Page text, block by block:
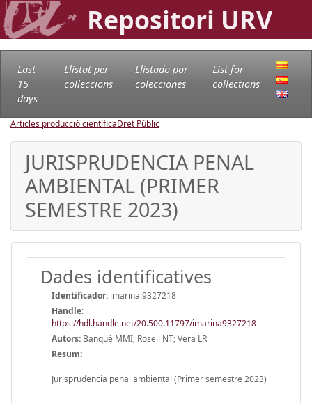
Repositori URV
Last
15
days
Llistat per
col·leccions
Llistado por
colecciones
List for
collections
Articles producció científicaDret Públic
JURISPRUDENCIA PENAL
AMBIENTAL (PRIMER
SEMESTRE 2023)
Dades identificatives
Identificador: imarina:9327218
Handle:
https://hdl.handle.net/20.500.11797/imarina9327218
Autors: Banqué MMI; Rosell NT; Vera LR
Resum:
Jurisprudencia penal ambiental (Primer semestre 2023)